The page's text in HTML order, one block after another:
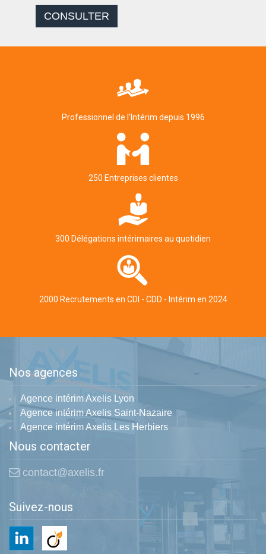
CONSULTER
Professionnel de l'Intérim depuis 1996
250 Entreprises clientes
300 Délégations intérimaires au quotidien
2000 Recrutements en CDI - CDD - Intérim en 2024
Nos agences
Agence intérim Axelis Lyon
Agence intérim Axelis Saint-Nazaire
Agence intérim Axelis Les Herbiers
Nous contacter
contact@axelis.fr
Suivez-nous